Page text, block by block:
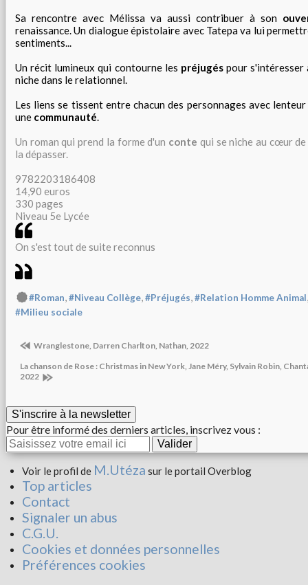
Sa rencontre avec Mélissa va aussi contribuer à son
renaissance. Un dialogue épistolaire avec Tatepa va lui
sentiments...
Un récit lumineux qui contourne les préjugéspour s'intéresser
niche dans le relationnel.
Les liens se tissent entre chacun des personnages avec
une communauté.
Un roman qui prend la forme d'un conte qui se niche au cœur
la dépasser.
9782203186408
14,90 euros
330 pages
Niveau 5e Lycée
On s'est tout de suite reconnus
#Roman,#Niveau Collège,#Préjugés,#Relation Homme Animal
#Milieu sociale
Wranglestone, Darren Charlton, Nathan, 2022
La chanson de Rose : Christmas in New York, Jane Méry, Sylvain Robin,
2022
S'inscrire à la newsletter
Pour être informé des derniers articles, inscrivez vous :
Voir le profil de M.Utéza sur le portail Overblog
Top articles
Contact
Signaler un abus
C.G.U.
Cookies et données personnelles
Préférences cookies